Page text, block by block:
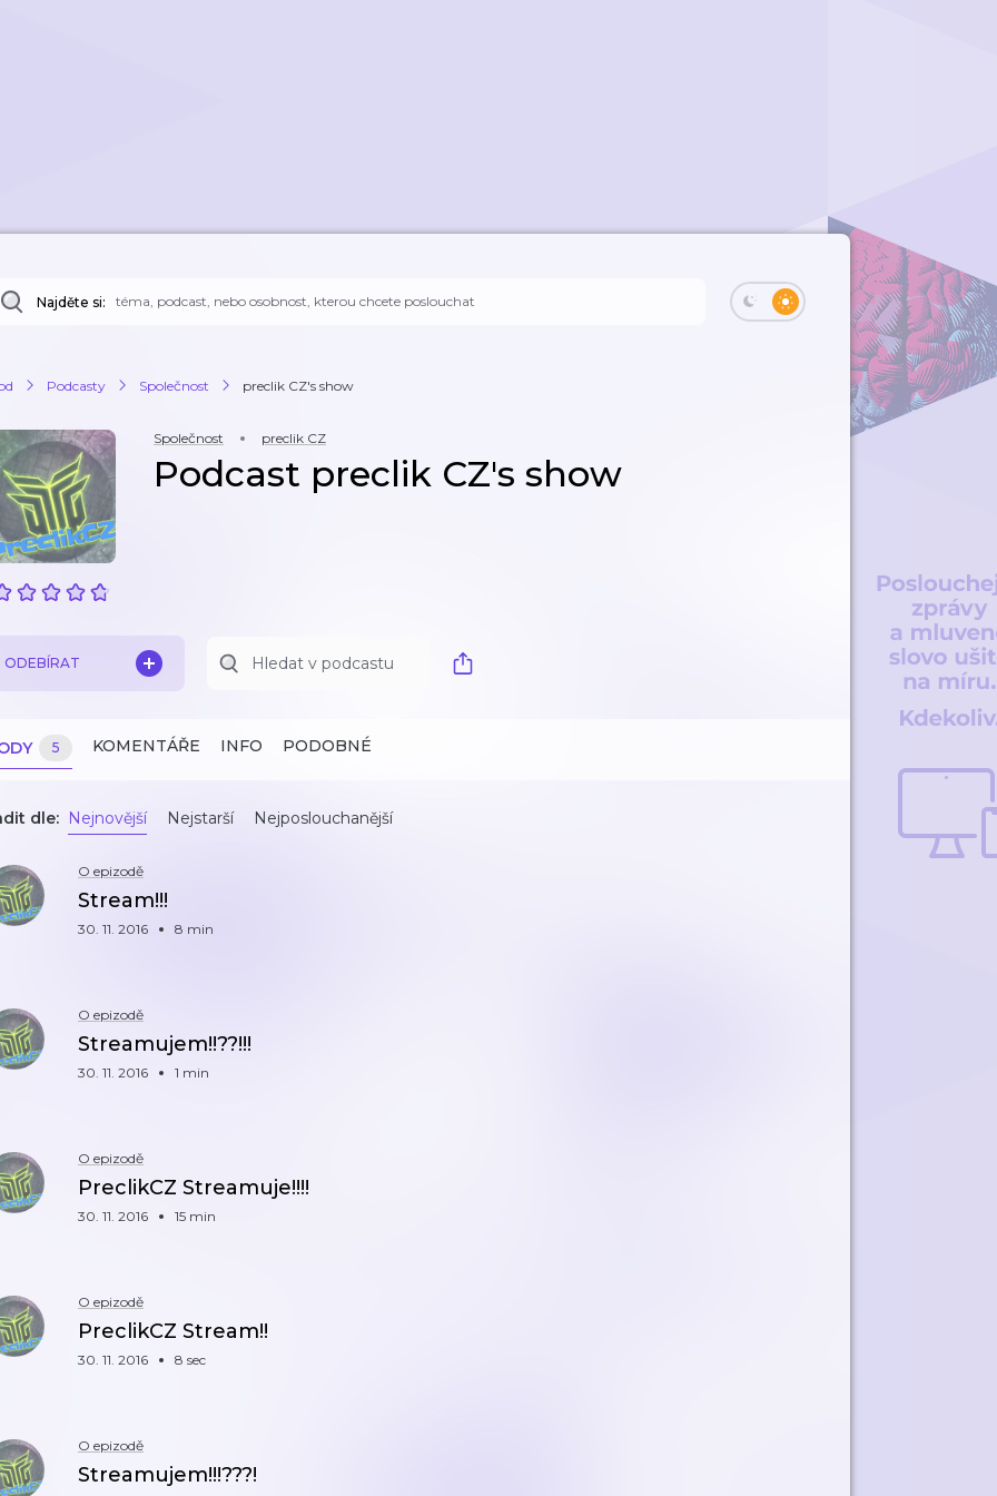
Najděte si:
Podcasty Společnost preclik CZ's show
Společnost preclik CZ
Podcast preclik CZ's show
ODEBÍRAT
5 KOMENTÁŘE INFO PODOBNÉ
dle: Nejnovější Nejstarší Nejposlouchanější
O epizodě
Stream!!!
30. 11. 2016 8 min
O epizodě
Streamujem!!??!!!
30. 11. 2016 1 min
O epizodě
PreclikCZ Streamuje!!!!
30. 11. 2016 15 min
O epizodě
PreclikCZ Stream!!
30. 11. 2016 8 sec
O epizodě
Streamujem!!!???!